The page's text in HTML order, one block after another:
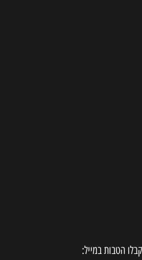
הטבות במייל: